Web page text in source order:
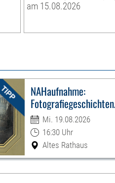
am 15.08.2026
NAHaufnahme:
Fotografiegeschichten
Leipzigs
Mi. 19.08.2026
16:30 Uhr
Altes Rathaus